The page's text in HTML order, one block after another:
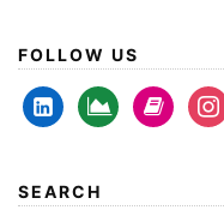
FOLLOW US
linkedin-
alt
area-
chart
book
SEARCH